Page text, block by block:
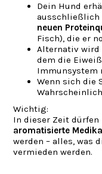
Dein Hund
ausschließlich
neuen
Fisch), die er
Alternativ wird
dem die
Immunsystem
Wenn sich die
Wichtig:
In dieser Zeit dürfen
aromatisierte
werden – alles, was
vermieden werden.